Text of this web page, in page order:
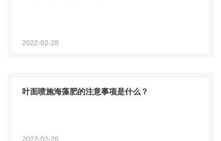
2022-02-28
叶面喷施海藻肥的注意事项是什么？
2022-02-25